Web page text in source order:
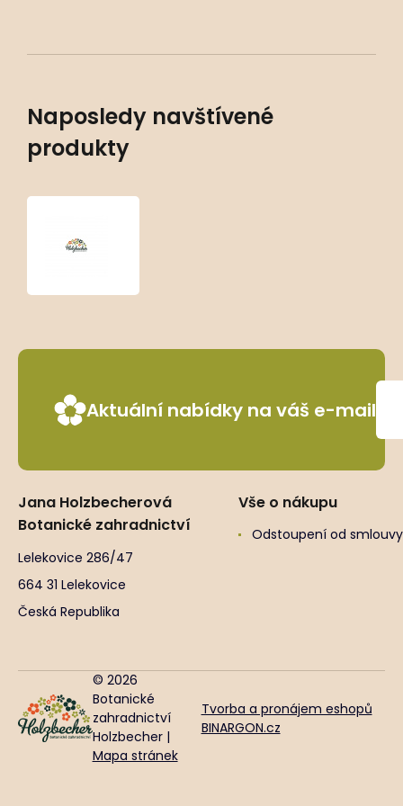
Naposledy navštívené
produkty
Aktuální nabídky na váš e-mail
Jana Holzbecherová
Botanické zahradnictví
Lelekovice 286/47
664 31 Lelekovice
Česká Republika
Vše o nákupu
Odstoupení od smlouvy
© 2026
Botanické
zahradnictví
Holzbecher |
Mapa stránek
Tvorba a pronájem eshopů
BINARGON.cz